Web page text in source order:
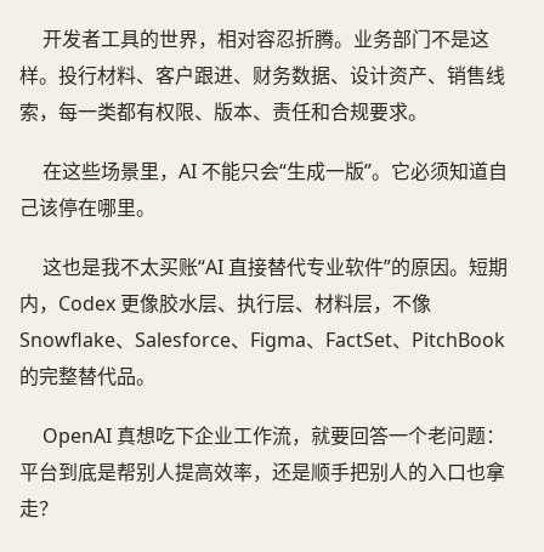
开发者工具的世界，相对容忍折腾。业务部门不是这
样。投行材料、客户跟进、财务数据、设计资产、销售线
索，每一类都有权限、版本、责任和合规要求。
在这些场景里，AI 不能只会“生成一版”。它必须知道自
己该停在哪里。
这也是我不太买账“AI 直接替代专业软件”的原因。短期
内，Codex 更像胶水层、执行层、材料层，不像
Snowflake、Salesforce、Figma、FactSet、PitchBook
的完整替代品。
OpenAI 真想吃下企业工作流，就要回答一个老问题：
平台到底是帮别人提高效率，还是顺手把别人的入口也拿
走？